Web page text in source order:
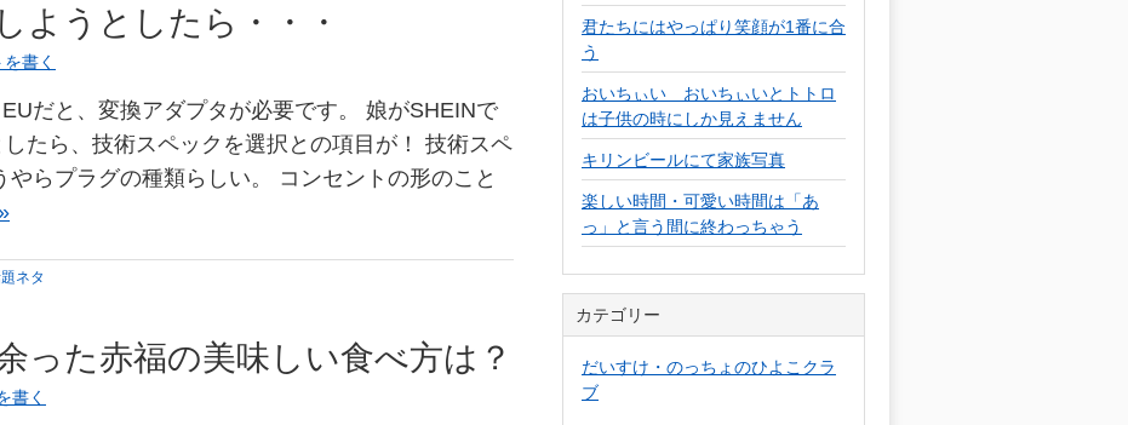
ようとしたら・・・
書く
だと、変換アダプタが必要です。 娘がSHEINで
たら、技術スペックを選択との項目が！ 技術スペ
やらプラグの種類らしい。 コンセントの形のこと
ネタ
った赤福の美味しい食べ方は？
書く
君たちにはやっぱり笑顔が1番に合
う
おいちぃい おいちぃいとトトロ
は子供の時にしか見えません
キリンビールにて家族写真
楽しい時間・可愛い時間は「あ
っ」と言う間に終わっちゃう
カテゴリー
だいすけ・のっちょのひよこクラ
ブ